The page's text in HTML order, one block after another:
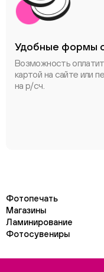
Удобные формы
Возможность
картой на сайте или
на р/сч.
Фотопечать
Магазины
Ламинирование
Фотосувениры